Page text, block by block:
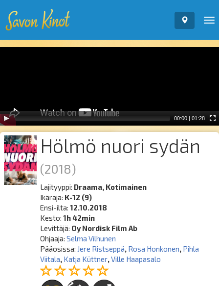
00:00 | 01:28
Hölmö nuori sydän
(2018)
Lajityyppi: Draama, Kotimainen
Ikäraja: K-12 (9)
Ensi-ilta:12.10.2018
Kesto:1h 42min
Levittäjä: Oy Nordisk Film Ab
Ohjaaja:Selma Vilhunen
Pääosissa: Jere Ristseppä, Rosa Honkonen, Pihla
Viitala, Katja Küttner,Ville Haapasalo